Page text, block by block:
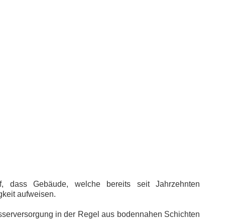
dass Gebäude, welche bereits seit Jahrzehnten
aufweisen.
in der Regel aus bodennahen Schichten